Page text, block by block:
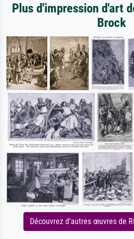
Plus d'impression d'art
Brock
Découvrez d'autres œuvres de